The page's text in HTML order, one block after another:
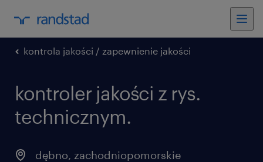
kontrola jakości / zapewnienie jakości
kontroler jakości z rys.
technicznym.
dębno, zachodniopomorskie